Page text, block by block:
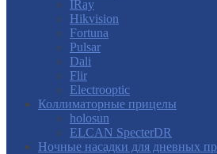
IRay
Hikvision
Fortuna
Pulsar
Dali
Flir
Electrooptic
Коллиматорные прицелы
holosun
ELCAN SpecterDR
Ночные насадки для дневных